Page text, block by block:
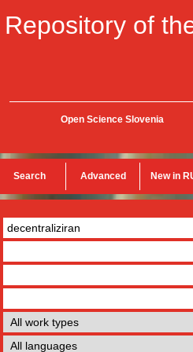
Repository of
Open Science Slovenia
Search Advanced New in